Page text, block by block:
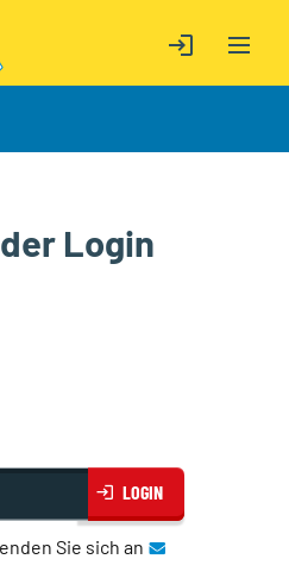
ÖFFNE LOGIN
ÖFFNE LOGIN
OPEN
Login
LOGIN
Sie sich an